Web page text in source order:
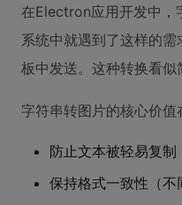
在Electron应用开发中，
系统中就遇到了这样的
板中发送。这种转换看
字符串转图片的核心价值
防止文本被轻易复制
保持格式一致性（不